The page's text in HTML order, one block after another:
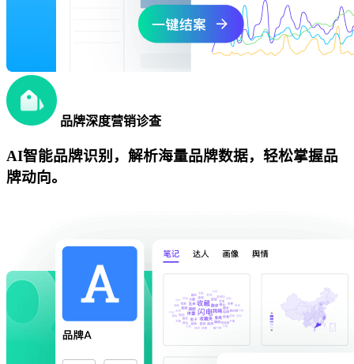
品牌深度营销诊查
AI智能品牌识别，解析海量品牌数据，轻松掌握品
牌动向。